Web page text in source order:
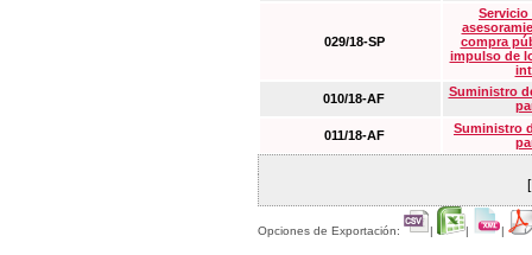
029/18-SP
Servicio
compra
impulso de
010/18-AF
Suministro
011/18-AF
Suministro
Opciones de Exportación: | | |